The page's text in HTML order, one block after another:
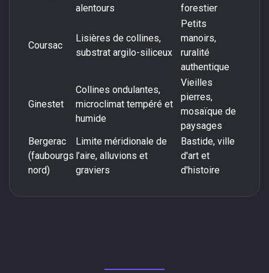
alentours
forestier
Coursac
Lisières de collines,
substrat argilo-siliceux
Petits
manoirs,
ruralité
authentique
Ginestet
Collines ondulantes,
microclimat tempéré et
humide
Vieilles
pierres,
mosaïque de
paysages
Bergerac
(faubourgs
nord)
Limite méridionale de
l’aire, alluvions et
graviers
Bastide, ville
d'art et
d'histoire